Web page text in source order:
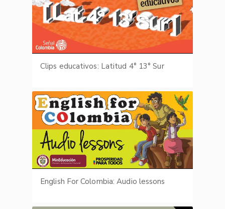
Clips educativos: Latitud 4° 13° Sur
English For Colombia: Audio lessons